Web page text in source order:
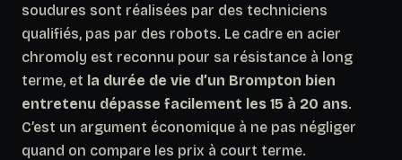
soudures sont réalisées par des techniciens
qualifiés, pas par des robots. Le cadre en acier
chromoly est reconnu pour sa résistance à long
terme, et la durée de vie d’un Brompton bien
entretenu dépasse facilement les 15 à 20 ans.
C’est un argument économique à ne pas négliger
quand on compare les prix à court terme.